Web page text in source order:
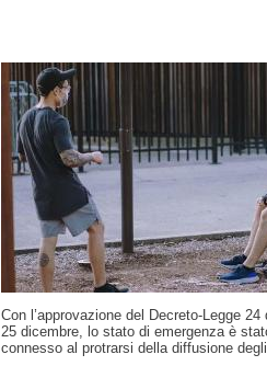
Con l’approvazione del Decreto-Legge
25 dicembre, lo stato di emergenza è
connesso al protrarsi della diffusione